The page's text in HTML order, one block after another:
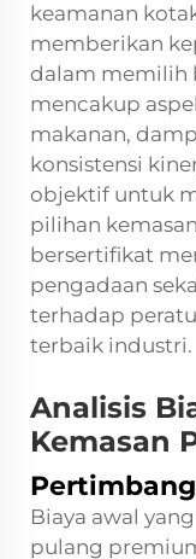
keamanan
memberikan
dalam memilih
mencakup
makanan,
konsistensi
objektif untuk
pilihan
bersertifikat
pengadaan
terhadap
terbaik industri.
Analisis
Kemasan
Biaya awal
pulang